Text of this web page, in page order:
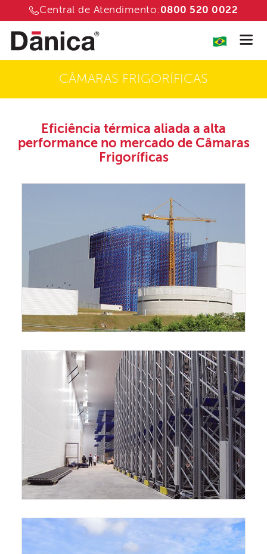
Central de Atendimento:0800 520 0022
CÂMARAS FRIGORÍFICAS
Eficiência térmica aliada a alta
performance no mercado de Câmaras
Frigoríficas